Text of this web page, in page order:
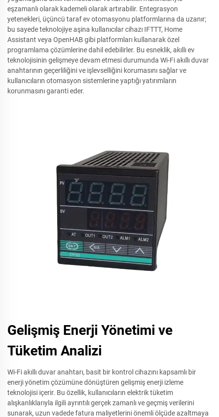
eşzamanlı olarak kademeli olarak artırabilir. Entegrasyon
yetenekleri, üçüncü taraf ev otomasyonu platformlarına da uzanır;
bu sayede teknolojiye aşina kullanıcılar cihazı IFTTT, Home
Assistant veya OpenHAB gibi platformları kullanarak özel
programlama çözümlerine dahil edebilirler. Bu esneklik, akıllı ev
teknolojisinin gelişmeye devam etmesi durumunda Wi-Fi akıllı duvar
anahtarının geçerliliğini ve işlevselliğini korumasını sağlar ve
kullanıcıların otomasyon sistemlerine yaptığı yatırımların
korunmasını garanti eder.
Gelişmiş Enerji Yönetimi ve
Tüketim Analizi
Wi-Fi akıllı duvar anahtarı, basit bir kontrol cihazını kapsamlı bir
enerji yönetim çözümüne dönüştüren gelişmiş enerji izleme
teknolojisi içerir. Bu özellik, kullanıcıların elektrik tüketim
alışkanlıklarıyla ilgili ayrıntılı gerçek zamanlı ve geçmiş verilerini
sunarak, uzun vadede fatura maliyetlerini önemli ölçüde azaltmaya